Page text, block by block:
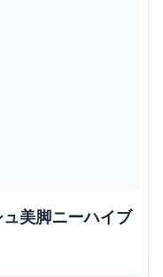
美脚ニーハイブ